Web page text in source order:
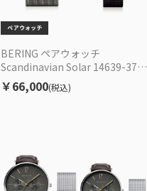
BERING ペアウォッチ
Scandinavian Solar 14639-375-
J/14627-265-J ソーラー EC限定
セット
￥66,000(税込)